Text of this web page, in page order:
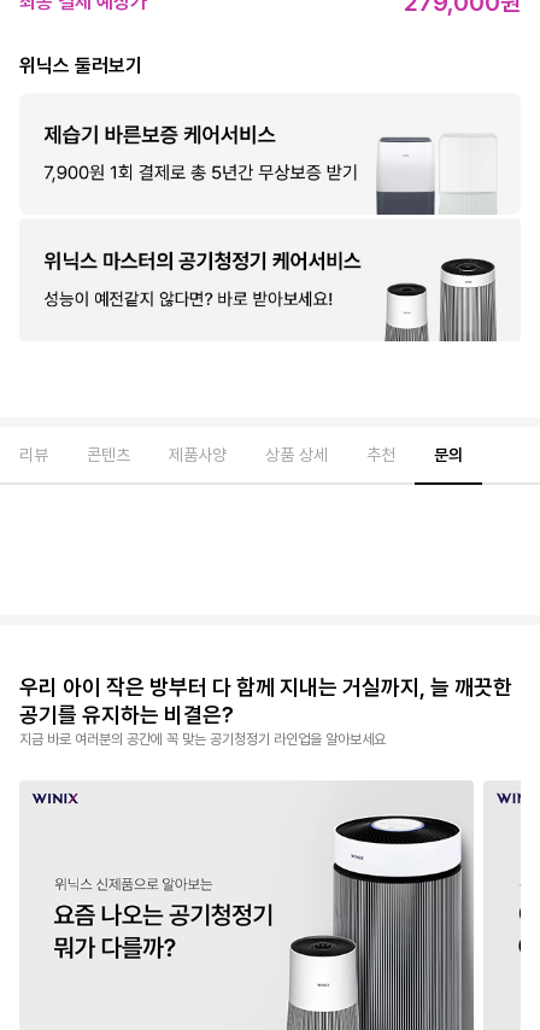
위닉스 둘러보기
리뷰 콘텐츠 제품사양 상품 상세 추천 문의
우리 아이 작은 방부터 다 함께 지내는 거실까지, 늘 깨끗한
공기를 유지하는 비결은?
지금 바로 여러분의 공간에 꼭 맞는 공기청정기 라인업을 알아보세요